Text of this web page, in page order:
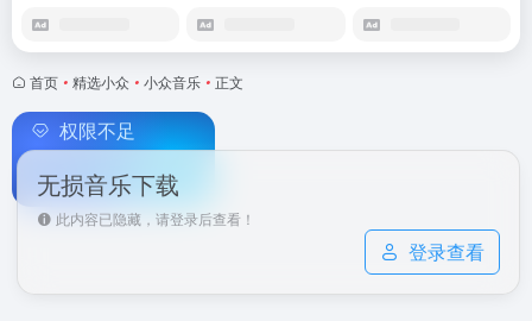
首页 • 精选小众 • 小众音乐 • 正文
权限不足
无损音乐下载
此内容已隐藏，请登录后查看！
登录查看